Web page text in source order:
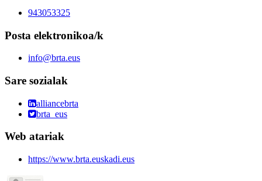
943053325
Posta elektronikoa/k
info@brta.eus
Sare sozialak
alliancebrta
brta_eus
Web atariak
https://www.brta.euskadi.eus